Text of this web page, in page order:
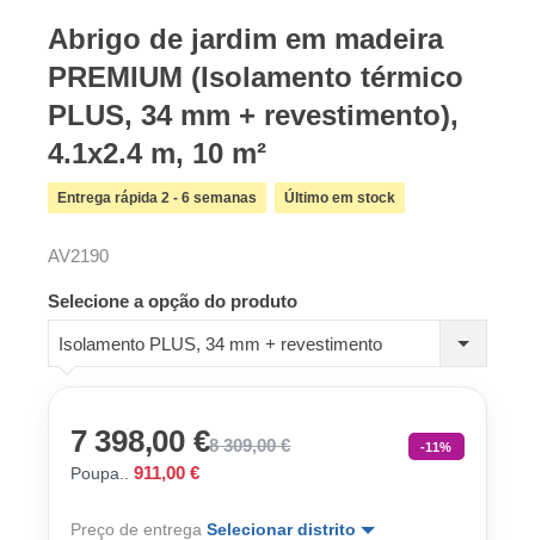
Abrigo de jardim em madeira
PREMIUM (Isolamento térmico
PLUS, 34 mm + revestimento),
4.1x2.4 m, 10 m²
Entrega rápida 2 - 6 semanas Último em stock
AV2190
Selecione a opção do produto
Isolamento PLUS, 34 mm + revestimento
7 398,00 €8 309,00 € -11%
Poupa.. 911,00 €
Preço de entrega Selecionar distrito